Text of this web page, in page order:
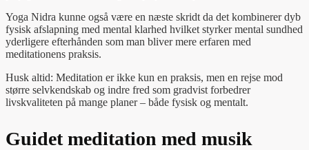
Yoga Nidra kunne også være en næste skridt da det kombinerer dyb
fysisk afslapning med mental klarhed hvilket styrker mental sundhed
yderligere efterhånden som man bliver mere erfaren med
meditationens praksis.
Husk altid: Meditation er ikke kun en praksis, men en rejse mod
større selvkendskab og indre fred som gradvist forbedrer
livskvaliteten på mange planer – både fysisk og mentalt.
Guidet meditation med musik